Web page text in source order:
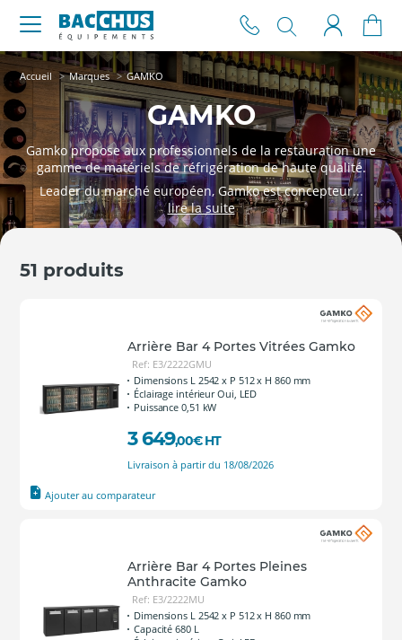
Accueil Marques GAMKO
GAMKO
Gamko propose aux professionnels de la restauration une
gamme de matériels de réfrigération de haute qualité.
Leader du marché européen, Gamko est concepteur...
51 produits
Arrière Bar 4 Portes Vitrées Gamko
Ref: E3/2222GMU
Dimensions L 2542 x P 512 x H 860 mm
Éclairage intérieur Oui, LED
Puissance 0,51 kW
3 649,00€ HT
Livraison à partir du 18/08/2026
Ajouter au comparateur
Arrière Bar 4 Portes Pleines
Anthracite Gamko
Ref: E3/2222MU
Dimensions L 2542 x P 512 x H 860 mm
Capacité 680 L